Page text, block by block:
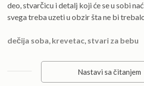
deo, stvarčicu i detalj koji će se u sobi
svega treba uzeti u obzir šta ne bi
dečija soba, krevetac, stvari za bebu
Nastavi sa čitanjem